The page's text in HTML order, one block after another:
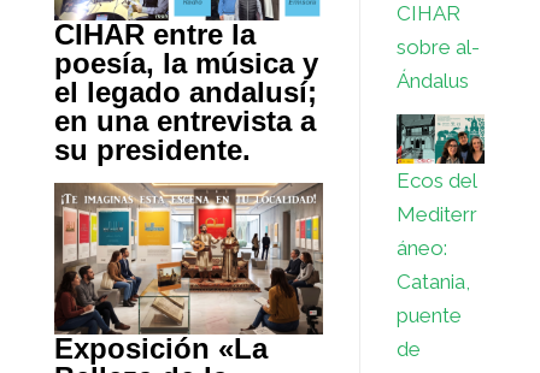
CIHAR entre la
poesía, la música y
el legado andalusí;
en una entrevista a
su presidente.
Exposición «La
CIHAR
sobre al-
Ándalus
Ecos del
Mediterr
áneo:
Catania,
puente
de